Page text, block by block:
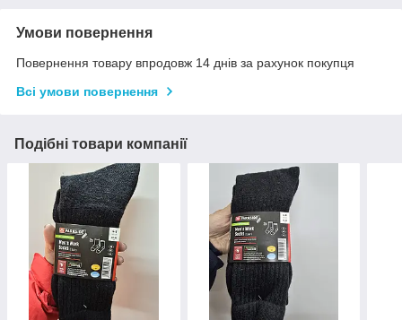
Умови повернення
Повернення товару впродовж 14 днів за рахунок покупця
Всі умови повернення
Подібні товари компанії